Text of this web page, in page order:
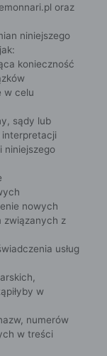
oraz
niniejszego
konieczność
w celu
sądy lub
interpretacji
niniejszego
nowych
związanych z
usług
w
numerów
w treści